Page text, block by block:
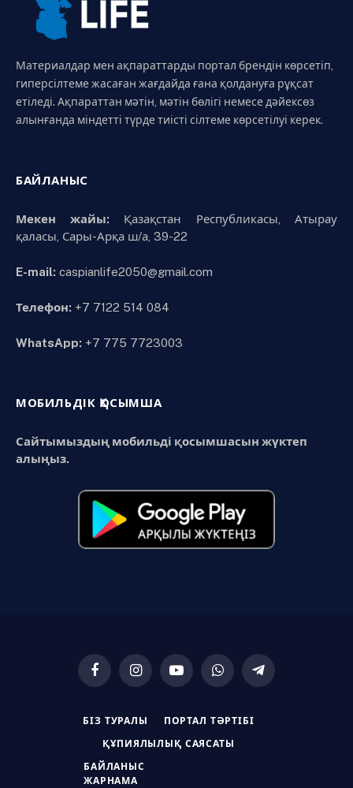
Материалдар мен ақпараттарды портал брендін көрсетіп,
гиперсілтеме жасаған жағдайда ғана қолдануға рұқсат
етіледі. Ақпараттан мәтін, мәтін бөлігі немесе дәйексөз
алынғанда міндетті түрде тиісті сілтеме көрсетілуі керек.
БАЙЛАНЫС
Мекен жайы:Қазақстан Республикасы, Атырау
қаласы, Сары-Арқа ш/а, 39-22
E-mail: caspianlife2050@gmail.com
Телефон: +7 7122 514 084
WhatsApp: +7 775 7723003
МОБИЛЬДІК ҚОСЫМША
Сайтымыздың мобильді қосымшасын жүктеп
алыңыз.
FacebookInstagramYouTubeWhatsAppTelegram
БІЗ ТУРАЛЫ ПОРТАЛ ТӘРТІБІ
ҚҰПИЯЛЫЛЫҚ САЯСАТЫ
БАЙЛАНЫС
ЖАРНАМА